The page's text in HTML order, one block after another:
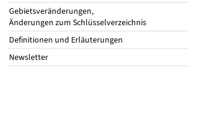
Gebietsveränderungen,
Änderungen zum Schlüsselverzeichnis
Definitionen und Erläuterungen
Newsletter